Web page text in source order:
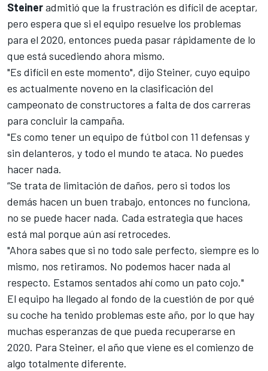
Steineradmitió que la frustración es difícil de aceptar,
pero espera que si el equipo resuelve los problemas
para el 2020, entonces pueda pasar rápidamente de lo
que está sucediendo ahora mismo.
"Es difícil en este momento", dijo Steiner, cuyo equipo
es actualmente noveno en la clasificación del
campeonato de constructores a falta de dos carreras
para concluir la campaña.
"Es como tener un equipo de fútbol con 11 defensas y
sin delanteros, y todo el mundo te ataca. No puedes
hacer nada.
“Se trata de limitación de daños, pero si todos los
demás hacen un buen trabajo, entonces no funciona,
no se puede hacer nada. Cada estrategia que haces
está mal porque aún así retrocedes.
"Ahora sabes que si no todo sale perfecto, siempre es lo
mismo, nos retiramos. No podemos hacer nada al
respecto. Estamos sentados ahí como un pato cojo."
El equipo ha llegado al fondo de la cuestión de por qué
su coche ha tenido problemas este año, por lo que hay
muchas esperanzas de que pueda recuperarse en
2020. Para Steiner, el año que viene es el comienzo de
algo totalmente diferente.